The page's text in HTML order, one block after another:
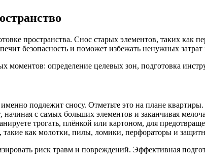
пространства. Снос старых элементов, таких как
безопасность и поможет избежать ненужных затрат
моментов: определение целевых зон, подготовка
подлежит сносу. Отметьте это на плане квартиры.
начиная с самых больших элементов и заканчивая
трогать, плёнкой или картоном, для
как молотки, пилы, ломики, перфораторы и
риск травм и повреждений. Эффективная